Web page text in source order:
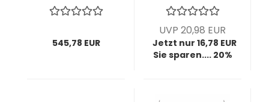
"volle Schneide"
Stück
545,78 EUR
4,4mm Breite; bis
24 Zähne (diverse
Zahnformen)
UVP 20,98 EUR
Jetzt nur 16,78 EUR
Sie sparen.... 20%